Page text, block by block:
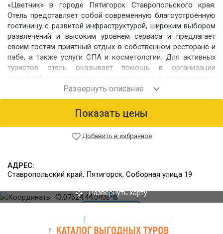
«Цветник» в городе Пятигорск Ставропольского края.
Отель представляет собой современную благоустроенную
гостиницу с развитой инфраструктурой, широким выбором
развлечений и высоким уровнем сервиса и предлагает
своим гостям приятный отдых в собственном ресторане и
пабе, а также услуги СПА и косметологии. Для активных
туристов отель оказывает помощь в организации
экскурсий по достопримечательностям, а деловым людям
предоставляет все необходимое для проведения
конференция и бизнес-мероприятий.
Гости отеля размещаются в современных
комфортабельных номерах различных категорий.
Для гостей отеля работает ресторан европейской кухни и
собственный паб. Питание осуществляется по меню, для
Ресторан рассчитан на 50 человек и хорошо подходит для
Показать цены
Добавить в избранное
АДРЕС:
Ставропольский край, Пятигорск, Соборная улица 19
Развернуть карту